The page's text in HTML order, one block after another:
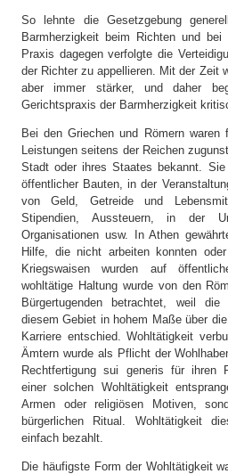
So lehnte die Gesetzgebung
Barmherzigkeit beim Richten und
Praxis dagegen verfolgte die
der Richter zu appellieren. Mit der Zeit
aber immer stärker, und daher
Gerichtspraxis der Barmherzigkeit
Bei den Griechen und Römern waren
Leistungen seitens der Reichen
Stadt oder ihres Staates bekannt.
öffentlicher Bauten, in der
von Geld, Getreide und
Stipendien, Aussteuern, in der
Organisationen usw. In Athen
Hilfe, die nicht arbeiten konnten
Kriegswaisen wurden auf
wohltätige Haltung wurde von den
Bürgertugenden betrachtet, weil
diesem Gebiet in hohem Maße über
Karriere entschied. Wohltätigkeit
Ämtern wurde als Pflicht der
Rechtfertigung sui generis für ihren
einer solchen Wohltätigkeit
Armen oder religiösen Motiven,
bürgerlichen Ritual. Wohltätigkeit
einfach bezahlt.
Die häufigste Form der Wohltätigkeit